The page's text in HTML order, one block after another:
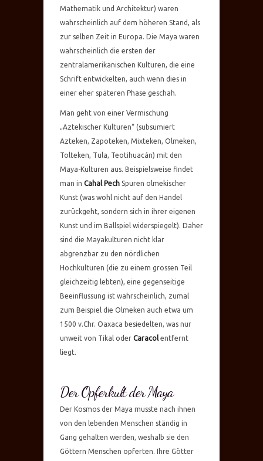
Mathematik und Architektur) waren
wahrscheinlich auf dem höheren Stand, als
zur selben Zeit in Europa. Die Maya waren
wahrscheinlich die ersten der
zentralamerikanischen Kulturen, die eine
Schrift entwickelten, auch wenn dies in
einer eher späteren Phase geschah.
Man geht von einer Vermischung
„Aztekischer Kulturen“ (subsumiert
Azteken, Zapoteken, Mixteken, Olmeken,
Tolteken, Tula, Teotihuacán) mit den
Maya-Kulturen aus. Beispielsweise findet
man in Cahal Pech Spuren olmekischer
Kunst (was wohl nicht auf den Handel
zurückgeht, sondern sich in ihrer eigenen
Kunst und im Ballspiel widerspiegelt). Daher
sind die Mayakulturen nicht klar
abgrenzbar zu den nördlichen
Hochkulturen (die zu einem grossen Teil
gleichzeitig lebten), eine gegenseitige
Beeinflussung ist wahrscheinlich, zumal
zum Beispiel die Olmeken auch etwa um
1500 v.Chr. Oaxaca besiedelten, was nur
unweit von Tikal oder Caracolentfernt
liegt.
Der Opferkult der Maya
Der Kosmos der Maya musste nach ihnen
von den lebenden Menschen ständig in
Gang gehalten werden, weshalb sie den
Göttern Menschen opferten. Ihre Götter